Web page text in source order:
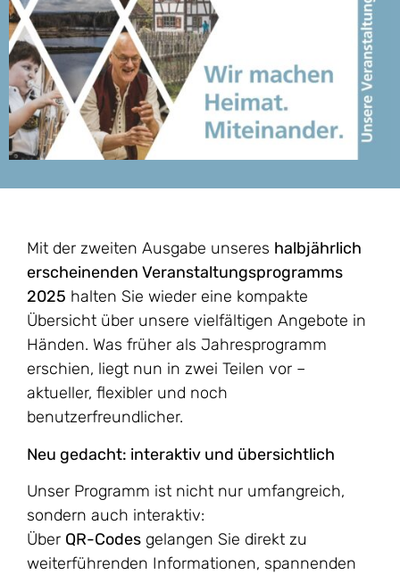
Mit der zweiten Ausgabe unseres halbjährlich
erscheinenden Veranstaltungsprogramms
2025 halten Sie wieder eine kompakte
Übersicht über unsere vielfältigen Angebote in
Händen. Was früher als Jahresprogramm
erschien, liegt nun in zwei Teilen vor –
aktueller, flexibler und noch
benutzerfreundlicher.
Neu gedacht: interaktiv und übersichtlich
Unser Programm ist nicht nur umfangreich,
sondern auch interaktiv:
Über QR-Codes gelangen Sie direkt zu
weiterführenden Informationen, spannenden